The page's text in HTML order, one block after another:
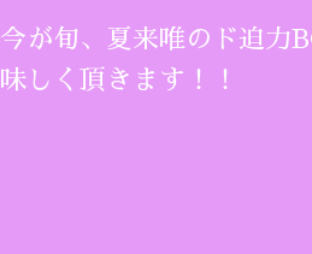
今が旬、夏来唯のド迫力
味しく頂きます！！